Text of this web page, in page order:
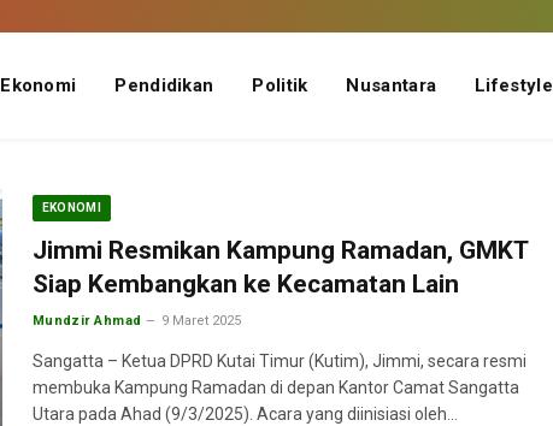
Ekonomi Pendidikan Politik Nusantara Lifestyle
EKONOMI
Jimmi Resmikan Kampung Ramadan, GMKT
Siap Kembangkan ke Kecamatan Lain
Mundzir Ahmad 9 Maret 2025
Sangatta – Ketua DPRD Kutai Timur (Kutim), Jimmi, secara resmi
membuka Kampung Ramadan di depan Kantor Camat Sangatta
Utara pada Ahad (9/3/2025). Acara yang diinisiasi oleh…